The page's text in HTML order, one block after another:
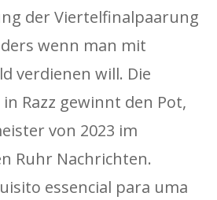
der Viertelfinalpaarung
wenn man mit
verdienen will. Die
Razz gewinnt den Pot,
von 2023 im
Ruhr Nachrichten.
essencial para uma